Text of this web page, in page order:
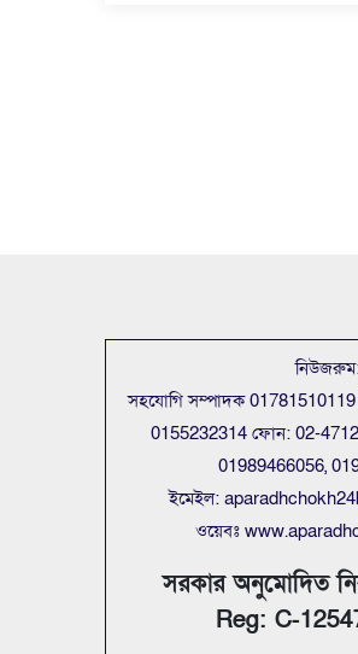
সহযোগি সম্পাদক 01781510119
0155232314 ফোন: 02-
01989466056,
ইমেইল:
ওয়েবঃ
সরকার অনুমোদিত
Reg: C-